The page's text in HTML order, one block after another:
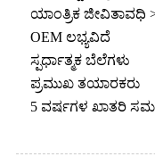
ಯಾಂತ್ರಿಕ ಜೀವಿತಾವಧಿ
OEM ಲಭ್ಯವಿದೆ
ಸ್ಪರ್ಧಾತ್ಮಕ ಬೆಲೆಗಳು
ಪ್ರಮುಖ ತಯಾರಕರು
5 ವರ್ಷಗಳ ಖಾತರಿ